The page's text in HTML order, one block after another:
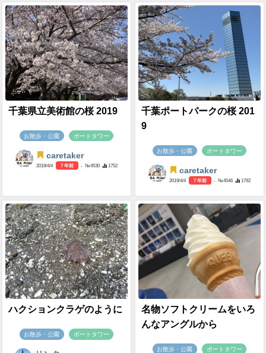
千葉県立美術館の桜 2019
お散歩・公園 ポートタワー
caretaker
2019/4/4 7 年前 - №4530 1752
千葉ポートパークの桜 201
9
お散歩・公園 ポートタワー
caretaker
2019/4/4 7 年前 - №4546 1792
ハクションクラゲのように
お散歩・公園 ポートタワー
名物ソフトクリームをいろ
んなアングルから
お散歩・公園 ポートタワー